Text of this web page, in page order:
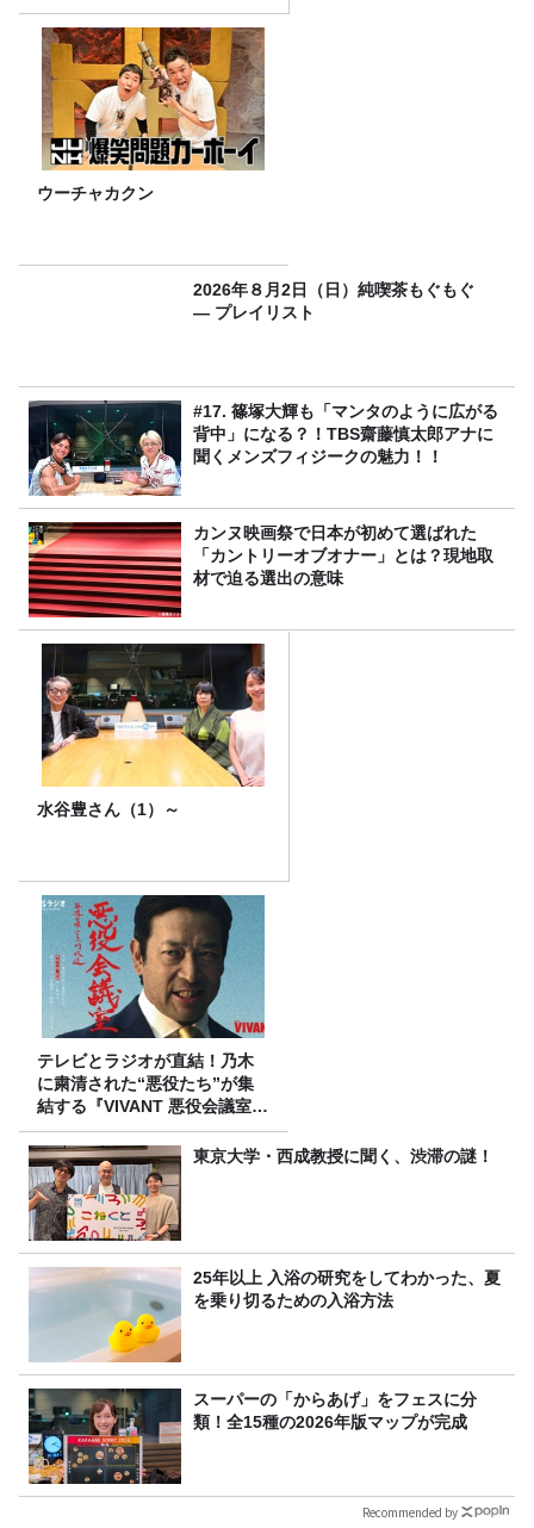
ウーチャカクン
2026年８月2日（日）純喫茶もぐもぐ
― プレイリスト
#17. 篠塚大輝も「マンタのように広がる
背中」になる？！TBS齋藤慎太郎アナに
聞くメンズフィジークの魅力！！
カンヌ映画祭で日本が初めて選ばれた
「カントリーオブオナー」とは？現地取
材で迫る選出の意味
水谷豊さん（1）～
テレビとラジオが直結！乃木
に粛清された“悪役たち”が集
結する『VIVANT 悪役会議室』
7/26(日)23時スタート！
東京大学・西成教授に聞く、渋滞の謎！
25年以上 入浴の研究をしてわかった、夏
を乗り切るための入浴方法
スーパーの「からあげ」をフェスに分
類！全15種の2026年版マップが完成
Recommended by